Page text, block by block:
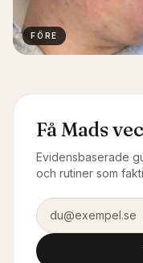
FÖRE
Få Mads
Evidensbaserade
och rutiner som
E-postadress